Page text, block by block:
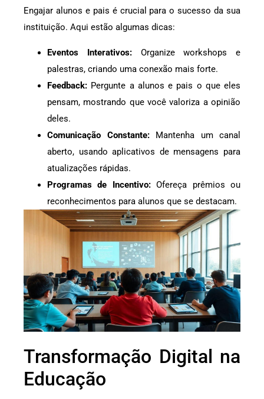
Engajar alunos e pais é crucial para o sucesso da sua
instituição. Aqui estão algumas dicas:
Eventos Interativos:Organize workshops e
palestras, criando uma conexão mais forte.
Feedback: Pergunte a alunos e pais o que eles
pensam, mostrando que você valoriza a opinião
deles.
Comunicação Constante:Mantenha um canal
aberto, usando aplicativos de mensagens para
atualizações rápidas.
Programas de Incentivo:Ofereça prêmios ou
reconhecimentos para alunos que se destacam.
Transformação Digital na
Educação